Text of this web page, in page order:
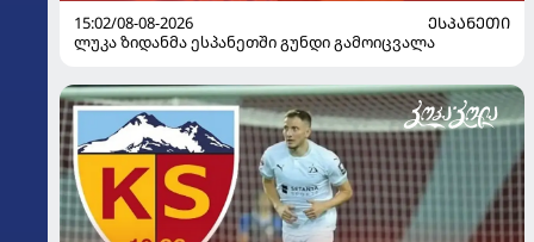
15:02/08-08-2026
ᲔᲡᲞᲐᲜᲔᲗᲘ
ლუკა ზიდანმა ესპანეთში გუნდი გამოიცვალა